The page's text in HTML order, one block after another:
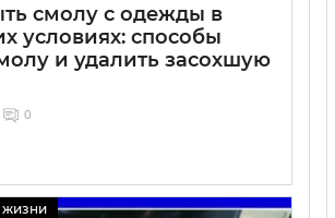
смолу с одежды в
условиях: способы
и удалить засохшую
0
жизни